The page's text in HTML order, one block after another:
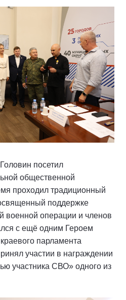
посетил
общественной
проходил традиционный
поддержке
военной операции и членов
с ещё одним Героем
парламента
участии в награждении
участника СВО» одного из